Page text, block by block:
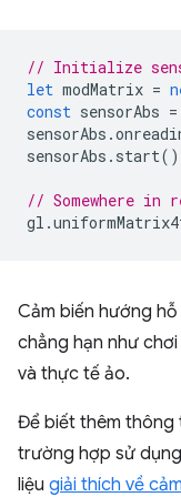
// Initialize
let modMatrix =
const sensorAbs =
sensorAbs .
sensorAbs . start
// Somewhere in
gl .
Cảm biến hướng
chẳng hạn như
và thực tế ảo.
Để biết thêm thông
trường hợp sử
liệu giải thích về